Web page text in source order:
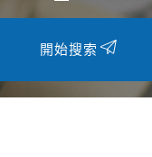
開始搜索